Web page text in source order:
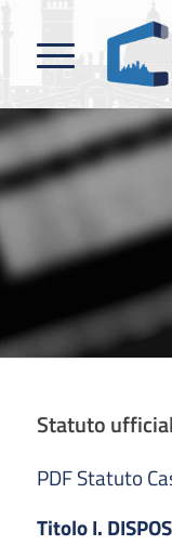
Statuto
PDF Statuto
Titolo I.